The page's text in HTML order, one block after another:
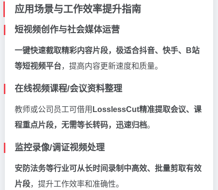
应用场景与工作效率提升指南
短视频创作与社会媒体运营
一键快速截取精彩内容片段，极适合抖音、快手、B站
等短视频平台，提高内容更新速度和质量。
在线视频课程/会议资料整理
教师或公司员工可借用 LosslessCut精准提取会议、课
程重点片段，无需等长转码，迅速归档。
监控录像/调证视频处理
安防法务等行业可从长时间录制中高效、批量剪取有效
片段，提升工作效率和准确性。